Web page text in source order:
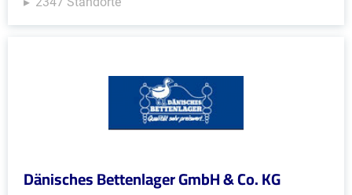
Dänisches Bettenlager GmbH & Co. KG